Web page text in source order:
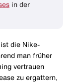
in der
die Nike-
man früher
vertrauen
zu ergattern,